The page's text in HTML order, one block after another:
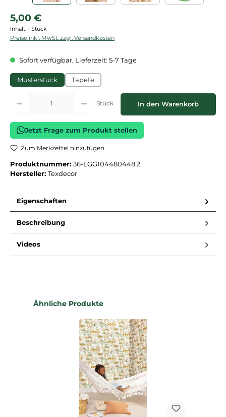
Regulärer Preis:
5,00 €
Inhalt: 1 Stück
Preise inkl. MwSt. zzgl. Versandkosten
Sofort verfügbar, Lieferzeit: 5-7 Tage
Musterstück Tapete
Produkt Anzahl: Gib den gewünschten Wert ein oder benutze die
Stück In den Warenkorb
Jetzt Frage zum Produkt stellen
Zum Merkzettel hinzufügen
Produktnummer: 36-LGG104480448.2
Hersteller: Texdecor
Eigenschaften
Beschreibung
Videos
Produktgalerie überspringen
Ähnliche Produkte